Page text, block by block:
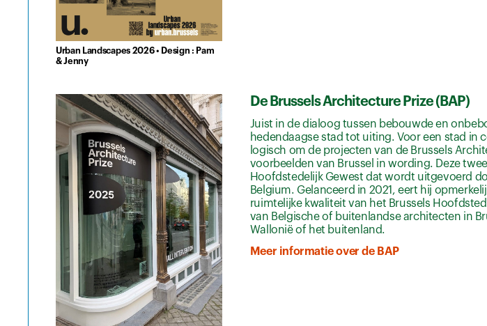
Urban Landscapes 2026 • Design : Pam
& Jenny
De Brussels Architecture Prize (BAP)
Juist in de dialoog tussen bebouwde en
hedendaagse stad tot uiting. Voor een stad in
logisch om de projecten van de Brussels
voorbeelden van Brussel in wording. Deze
Hoofdstedelijk Gewest dat wordt uitgevoerd
Belgium. Gelanceerd in 2021, eert hij
ruimtelijke kwaliteit van het Brussels
van Belgische of buitenlandse architecten in
Wallonië of het buitenland.
Meer informatie over de BAP